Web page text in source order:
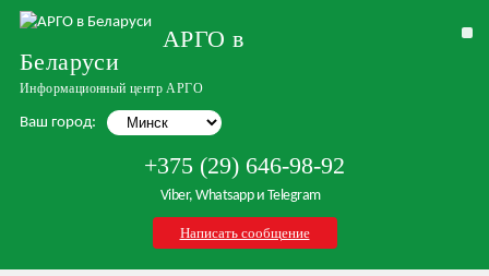
АРГО в
Беларуси
Информационный центр АРГО
Ваш город:
+375 (29) 646-98-92
Viber, Whatsapp и Telegram
Написать сообщение